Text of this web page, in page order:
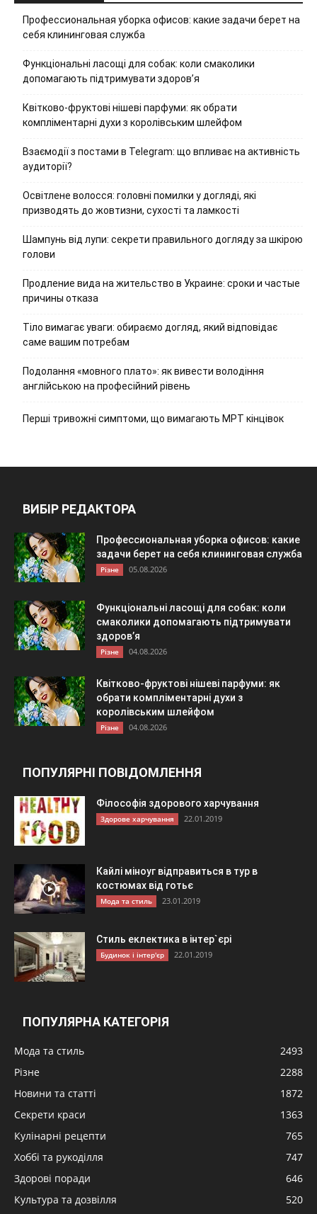
Профессиональная уборка офисов: какие задачи берет на
себя клининговая служба
Функціональні ласощі для собак: коли смаколики
допомагають підтримувати здоров’я
Квітково-фруктові нішеві парфуми: як обрати
компліментарні духи з королівським шлейфом
Взаємодії з постами в Telegram: що впливає на активність
аудиторії?
Освітлене волосся: головні помилки у догляді, які
призводять до жовтизни, сухості та ламкості
Шампунь від лупи: секрети правильного догляду за шкірою
голови
Продление вида на жительство в Украине: сроки и частые
причины отказа
Тіло вимагає уваги: обираємо догляд, який відповідає
саме вашим потребам
Подолання «мовного плато»: як вивести володіння
англійською на професійний рівень
Перші тривожні симптоми, що вимагають МРТ кінцівок
ВИБІР РЕДАКТОРА
Профессиональная уборка офисов: какие
задачи берет на себя клининговая служба
Різне 05.08.2026
Функціональні ласощі для собак: коли
смаколики допомагають підтримувати
здоров’я
Різне 04.08.2026
Квітково-фруктові нішеві парфуми: як
обрати компліментарні духи з
королівським шлейфом
Різне 04.08.2026
ПОПУЛЯРНІ ПОВІДОМЛЕННЯ
Філософія здорового харчування
Здорове харчування 22.01.2019
Кайлі міноуг відправиться в тур в
костюмах від готьє
Мода та стиль 23.01.2019
Стиль еклектика в інтер`єрі
Будинок і інтер'єр 22.01.2019
ПОПУЛЯРНА КАТЕГОРІЯ
Мода та стиль
2493
Різне
2288
Новини та статті
1872
Секрети краси
1363
Кулінарні рецепти
765
Хоббі та рукоділля
747
Здорові поради
646
Культура та дозвілля
520